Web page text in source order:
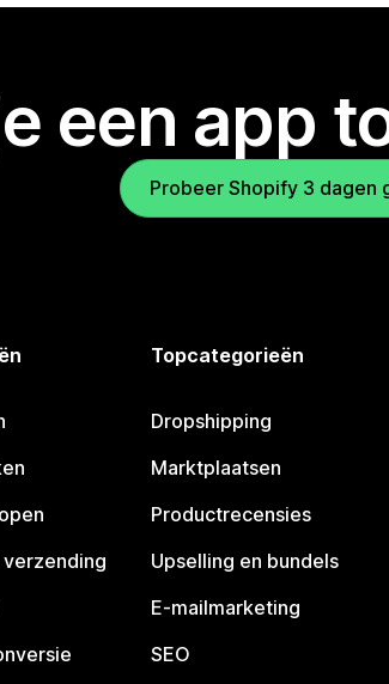
een app
Probeer Shopify 3 dagen
Topcategorieën
Dropshipping
Marktplaatsen
Productrecensies
Upselling en bundels
E-mailmarketing
SEO